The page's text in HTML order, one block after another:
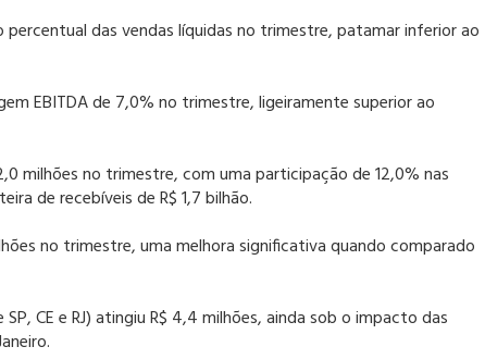
das vendas líquidas no trimestre, patamar inferior ao
EBITDA de 7,0% no trimestre, ligeiramente superior ao
milhões no trimestre, com uma participação de 12,0% nas
de recebíveis de R$ 1,7 bilhão.
no trimestre, uma melhora significativa quando comparado
CE e RJ) atingiu R$ 4,4 milhões, ainda sob o impacto das